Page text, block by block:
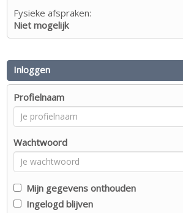
Fysieke afspraken:
Niet mogelijk
Inloggen
Profielnaam
Wachtwoord
Mijn gegevens onthouden
Ingelogd blijven